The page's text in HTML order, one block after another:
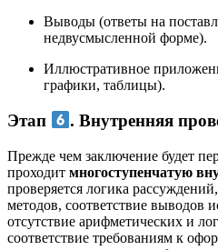
Выводы (ответы на
недвусмысленной форме).
Иллюстративное
графики, таблицы).
Этап . Внутренняя
Прежде чем заключение будет
проходит многоступенчатую
проверяется логика
методов, соответствие выводов
отсутствие арифметических и
соответствие требованиям к